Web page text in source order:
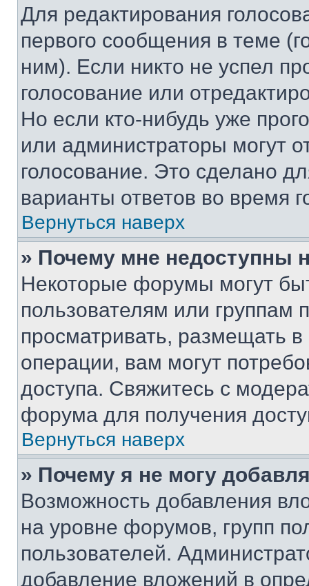
Для редактирования
первого сообщения в теме
ним). Если никто не успел
голосование или
Но если кто-нибудь уже
или администраторы могут
голосование. Это сделано
варианты ответов во время
Вернуться наверх
» Почему мне недоступны
Некоторые форумы могут
пользователям или группам
просматривать, размещать
операции, вам могут
доступа. Свяжитесь с
форума для получения
Вернуться наверх
» Почему я не могу
Возможность добавления
на уровне форумов, групп
пользователей.
добавление вложений в